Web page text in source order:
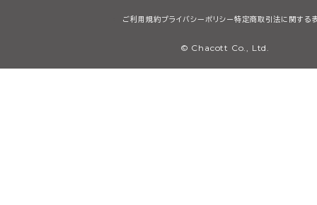
ご利用規約プライバシーポリシー 特定商取引法に関する
© Chacott Co., Ltd.